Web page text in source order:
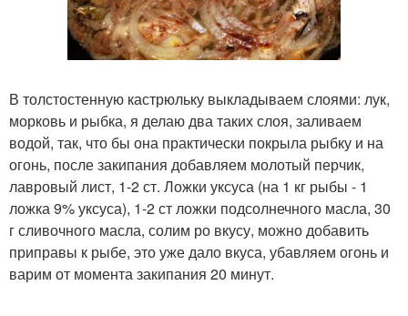
В толстостенную кастрюльку выкладываем слоями: лук,
морковь и рыбка, я делаю два таких слоя, заливаем
водой, так, что бы она практически покрыла рыбку и на
огонь, после закипания добавляем молотый перчик,
лавровый лист, 1-2 ст. Ложки уксуса (на 1 кг рыбы - 1
ложка 9% уксуса), 1-2 ст ложки подсолнечного масла, 30
г сливочного масла, солим ро вкусу, можно добавить
приправы к рыбе, это уже дало вкуса, убавляем огонь и
варим от момента закипания 20 минут.